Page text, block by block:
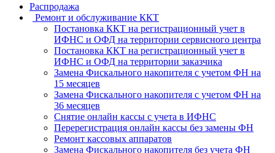
Распродажа
Ремонт и обслуживание ККТ
Постановка ККТ на регистрационный учет в
ИФНС и ОФД на территории сервисного центра
Постановка ККТ на регистрационный учет в
ИФНС и ОФД на территории заказчика
Замена Фискального накопителя с учетом ФН на
15 месяцев
Замена Фискального накопителя с учетом ФН на
36 месяцев
Снятие онлайн кассы с учета в ИФНС
Перерегистрация онлайн кассы без замены ФН
Ремонт кассовых аппаратов
Замена Фискального накопителя без учета ФН